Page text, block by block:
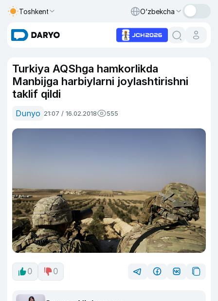
Toshkent O‘zbekcha
Turkiya AQShga hamkorlikda
Manbijga harbiylarni joylashtirishni
taklif qildi
Dunyo 21:07 / 16.02.2018 555
0 0